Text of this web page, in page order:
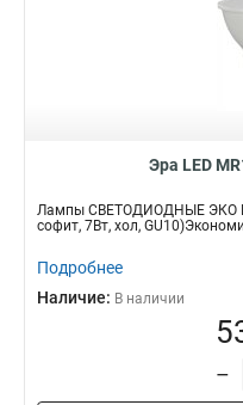
Эра LED
Лампы СВЕТОДИОДНЫЕ ЭКО
софит, 7Вт, хол,
Подробнее
Наличие: В наличии
–